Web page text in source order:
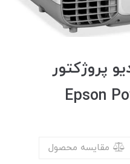
پروژکتور
مقایسه محصول